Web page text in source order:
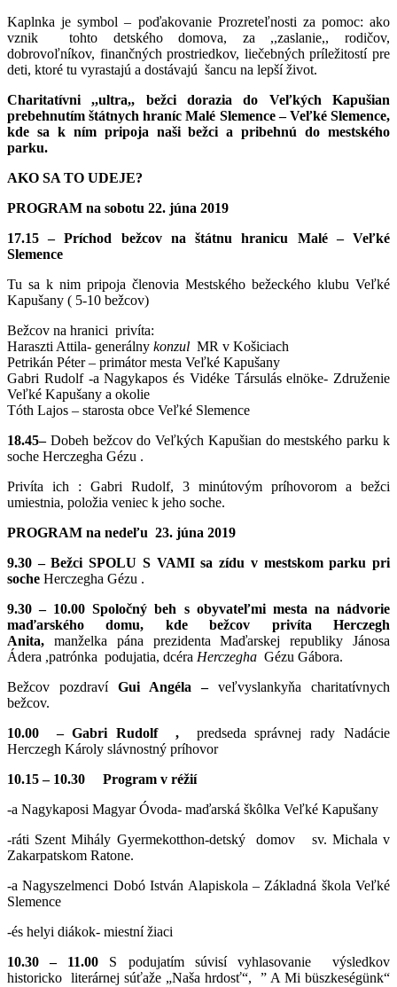
Kaplnka je symbol – poďakovanie Prozreteľnosti za pomoc: ako
vznik tohto detského domova, za ,,zaslanie,, rodičov,
dobrovoľníkov, finančných prostriedkov, liečebných príležitostí pre
deti, ktoré tu vyrastajú a dostávajú šancu na lepší život.
Charitatívni ,,ultra,, bežci dorazia do Veľkých Kapušian
prebehnutím štátnych hraníc Malé Slemence – Veľké Slemence,
kde sa k ním pripoja naši bežci a pribehnú do mestského
parku.
AKO SA TO UDEJE?
PROGRAM na sobotu 22. júna 2019
17.15 – Príchod bežcov na štátnu hranicu Malé – Veľké
Slemence
Tu sa k nim pripoja členovia Mestského bežeckého klubu Veľké
Kapušany ( 5-10 bežcov)
Bežcov na hranici privíta:
Haraszti Attila- generálny konzul MR v Košiciach
Petrikán Péter – primátor mesta Veľké Kapušany
Gabri Rudolf -a Nagykapos és Vidéke Társulás elnöke- Združenie
Veľké Kapušany a okolie
Tóth Lajos – starosta obce Veľké Slemence
18.45– Dobeh bežcov do Veľkých Kapušian do mestského parku k
soche Herczegha Gézu .
Privíta ich : Gabri Rudolf, 3 minútovým príhovorom a bežci
umiestnia, položia veniec k jeho soche.
PROGRAM na nedeľu 23. júna 2019
9.30 – Bežci SPOLU S VAMI sa zídu v mestskom parku pri
soche Herczegha Gézu .
9.30 – 10.00 Spoločný beh s obyvateľmi mesta na nádvorie
maďarského domu, kde bežcov privíta Herczegh
Anita, manželka pána prezidenta Maďarskej republiky Jánosa
Ádera ,patrónka podujatia, dcéra Herczegha Gézu Gábora.
Bežcov pozdraví Gui Angéla – veľvyslankyňa charitatívnych
bežcov.
10.00 – Gabri Rudolf , predseda správnej rady Nadácie
Herczegh Károly slávnostný príhovor
10.15 – 10.30 Program v réžií
-a Nagykaposi Magyar Óvoda- maďarská škôlka Veľké Kapušany
-ráti Szent Mihály Gyermekotthon-detský domov sv. Michala v
Zakarpatskom Ratone.
-a Nagyszelmenci Dobó István Alapiskola – Základná škola Veľké
Slemence
-és helyi diákok- miestní žiaci
10.30 – 11.00 S podujatím súvisí vyhlasovanie výsledkov
historicko literárnej súťaže „Naša hrdosť“, ” A Mi büszkeségünk“